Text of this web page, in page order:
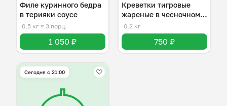
Филе куринного бедра
в терияки соусе
0,5 кг ≈ 3 порц.
1 050 ₽
Креветки тигровые
жареные в чесночном
соусе
0,2 кг
750 ₽
Сегодня с 21:00